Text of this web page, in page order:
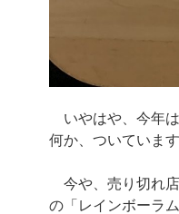
いやはや、今年は
何か、ついていま
今や、売り切れ
の「レインボーラ